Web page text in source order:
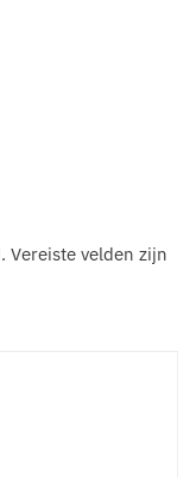
Vereiste velden zijn